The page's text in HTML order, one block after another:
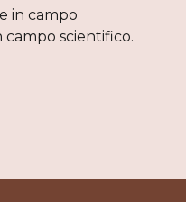
in campo
scientifico.